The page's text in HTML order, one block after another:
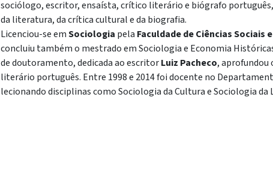
sociólogo, escritor, ensaísta, crítico literário e biógrafo
da literatura, da crítica cultural e da biografia.
Licenciou-se emSociologia pela Faculdade de Ciências Sociais
concluiu também o mestrado em Sociologia e Economia
de doutoramento, dedicada ao escritorLuiz Pacheco, aprofundou
literário português. Entre 1998 e 2014 foi docente no
lecionando disciplinas como Sociologia da Cultura e Sociologia da